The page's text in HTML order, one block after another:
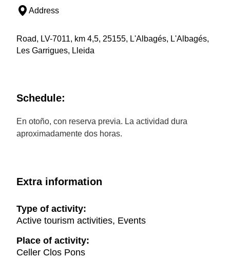
Address
Road, LV-7011, km 4,5, 25155, L'Albagés, L'Albagés,
Les Garrigues, Lleida
Schedule:
En otoño, con reserva previa. La actividad dura
aproximadamente dos horas.
Extra information
Type of activity:
Active tourism activities, Events
Place of activity:
Celler Clos Pons